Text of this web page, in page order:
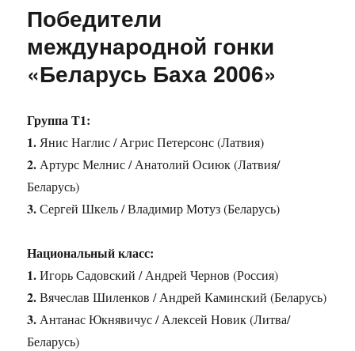
Победители
международной гонки
«Беларусь Баха 2006»
Группа Т1:
1. Янис Наглис / Агрис Петерсонс (Латвия)
2. Артурс Мелнис / Анатолий Осиюк (Латвия/
Беларусь)
3.Сергей Шкель / Владимир Мотуз (Беларусь)
Национальный класс:
1.Игорь Садовский / Андрей Чернов (Россия)
2.Вячеслав Шиленков / Андрей Каминский (Беларусь)
3. Антанас Юкнявичус / Алексей Новик (Литва/
Беларусь)